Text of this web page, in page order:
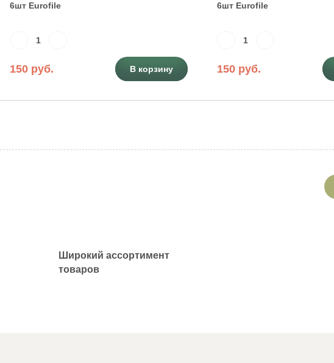
6шт Eurofile
150 руб. В корзину
6шт Eurofile
150 руб.
Широкий ассортимент
товаров